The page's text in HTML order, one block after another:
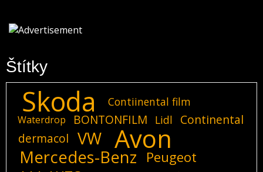
Štítky
Skoda Contiinental film
Waterdrop BONTONFILM Lidl
Continental
dermacol
VW Avon
Mercedes-Benz
Peugeot